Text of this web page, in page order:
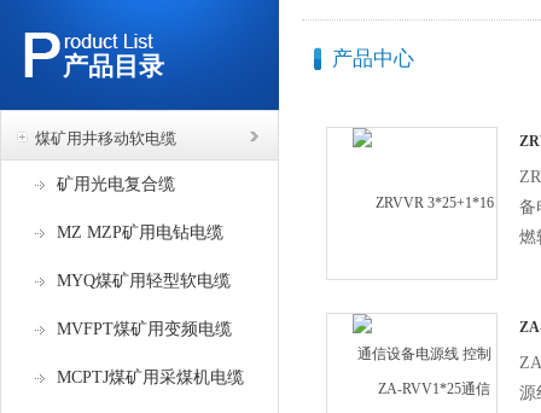
产品目录
煤矿用井移动软电缆
矿用光电复合缆
MZ MZP矿用电钻电缆
MYQ煤矿用轻型软电缆
MVFPT煤矿用变频电缆
MCPTJ煤矿用采煤机电缆
产品中心
电
备
燃
仅
残
熄
控
源